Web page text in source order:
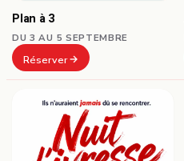
Plan à 3
DU 3 AU 5 SEPTEMBRE
Réserver